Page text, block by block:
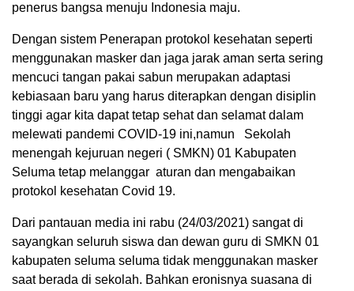
penerus bangsa menuju Indonesia maju.
Dengan sistem Penerapan protokol kesehatan seperti
menggunakan masker dan jaga jarak aman serta sering
mencuci tangan pakai sabun merupakan adaptasi
kebiasaan baru yang harus diterapkan dengan disiplin
tinggi agar kita dapat tetap sehat dan selamat dalam
melewati pandemi COVID-19 ini,namun Sekolah
menengah kejuruan negeri ( SMKN) 01 Kabupaten
Seluma tetap melanggar aturan dan mengabaikan
protokol kesehatan Covid 19.
Dari pantauan media ini rabu (24/03/2021) sangat di
sayangkan seluruh siswa dan dewan guru di SMKN 01
kabupaten seluma seluma tidak menggunakan masker
saat berada di sekolah. Bahkan eronisnya suasana di